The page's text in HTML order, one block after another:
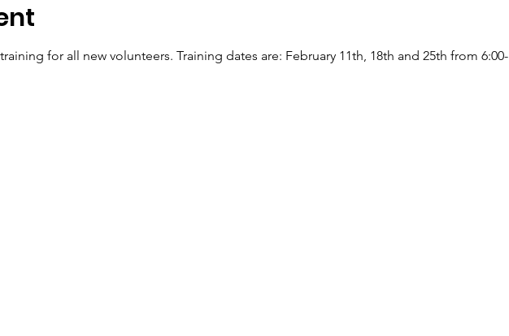
for all new volunteers. Training dates are: February 11th, 18th and 25th from 6:00-